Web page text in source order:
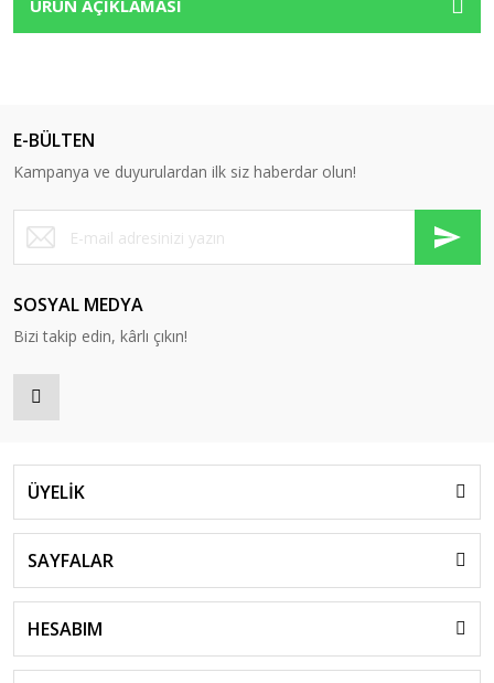
ÜRÜN AÇIKLAMASI
E-BÜLTEN
Kampanya ve duyurulardan ilk siz haberdar olun!
SOSYAL MEDYA
Bizi takip edin, kârlı çıkın!
ÜYELİK
SAYFALAR
HESABIM